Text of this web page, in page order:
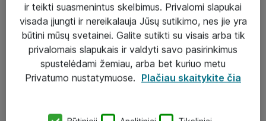
Sprendimai
Įgyvendinti projektai
Atea ekspertų patarimai verslui
ir teikti suasmenintus skelbimus. Privalomi slapukai
visada įjungti ir nereikalauja Jūsų sutikimo, nes jie yra
būtini mūsų svetainei. Galite sutikti su visais arba tik
privalomais slapukais ir valdyti savo pasirinkimus
spustelėdami žemiau, arba bet kuriuo metu
Privatumo nustatymuose. Plačiau skaitykite čia